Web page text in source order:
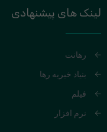
لینک های پیشنهادی
رهانت
بنیاد خیریه رها
فیلم
نرم افزار